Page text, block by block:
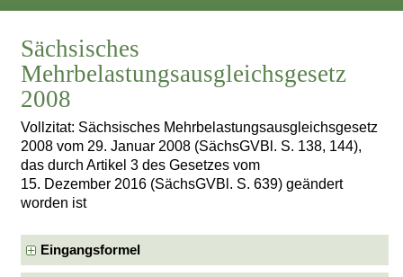
Sächsisches
Mehrbelastungsausgleichsgesetz
2008
Vollzitat: Sächsisches Mehrbelastungsausgleichsgesetz
2008 vom 29. Januar 2008 (SächsGVBl. S. 138, 144),
das durch Artikel 3 des Gesetzes vom
15. Dezember 2016 (SächsGVBl. S. 639) geändert
worden ist
Eingangsformel